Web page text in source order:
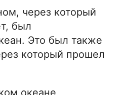
через который
был
Это был также
который прошел
океане